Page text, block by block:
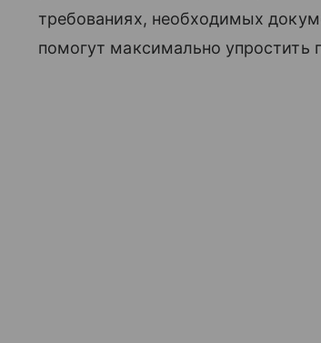
требованиях, необходимых
помогут максимально упростить